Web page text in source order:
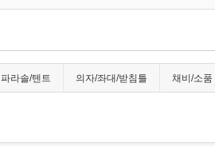
파라솔/텐트 의자/좌대/받침틀 채비/소품